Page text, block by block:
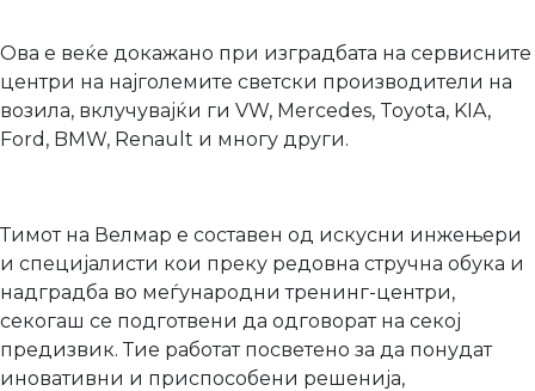
Ова е веќе докажано при изградбата на сервисните
центри на најголемите светски производители на
возила, вклучувајќи ги VW, Mercedes, Toyota, KIA,
Ford, BMW, Renault и многу други.
Тимот на Велмар е составен од искусни инжењери
и специјалисти кои преку редовна стручна обука и
надградба во меѓународни тренинг-центри,
секогаш се подготвени да одговорат на секој
предизвик. Тие работат посветено за да понудат
иновативни и приспособени решенија,